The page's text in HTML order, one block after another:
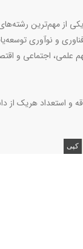
از مهم‌ترین
و نوآوری
علمی، اجتماعی و
و استعداد هریک